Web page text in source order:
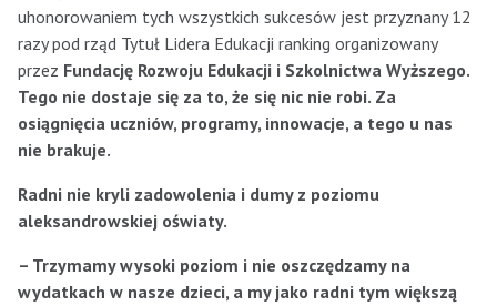
uhonorowaniem tych wszystkich sukcesów jest przyznany 12
razy pod rząd Tytuł Lidera Edukacji ranking organizowany
przez Fundację Rozwoju Edukacji i Szkolnictwa Wyższego.
Tego nie dostaje się za to, że się nic nie robi. Za
osiągnięcia uczniów, programy, innowacje, a tego u nas
nie brakuje.
Radni nie kryli zadowolenia i dumy z poziomu
aleksandrowskiej oświaty.
– Trzymamy wysoki poziom i nie oszczędzamy na
wydatkach w nasze dzieci, a my jako radni tym większą